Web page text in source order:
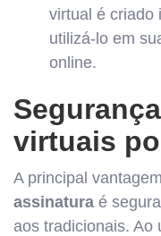
virtual é criado
utilizá-lo em
online.
virtuais
A principal
assinatura é
aos tradicionais. Ao